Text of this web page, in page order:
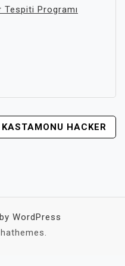
Tespiti Programı
KASTAMONU HACKER
WordPress